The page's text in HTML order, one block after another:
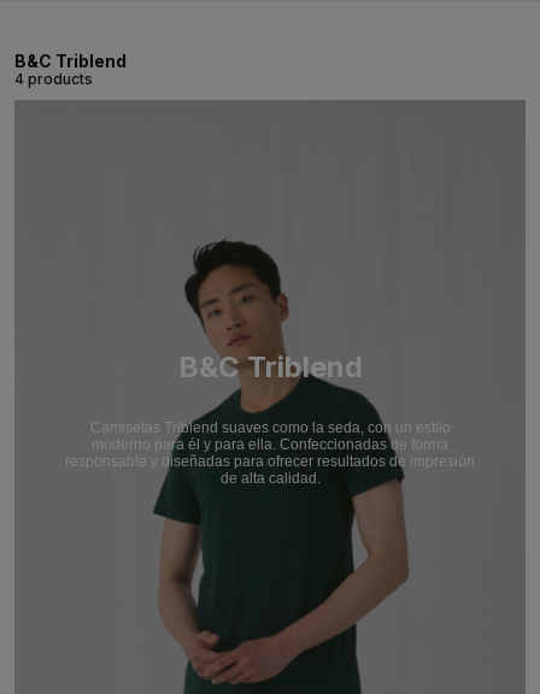
B&C Triblend
4 products
B&C Triblend
Camisetas Triblend suaves como la seda, con un estilo
moderno para él y para ella. Confeccionadas de forma
responsable y diseñadas para ofrecer resultados de impresión
de alta calidad.